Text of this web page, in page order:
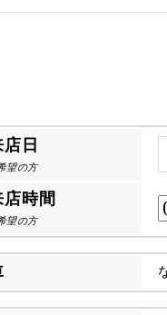
日
望の方
時間
望の方